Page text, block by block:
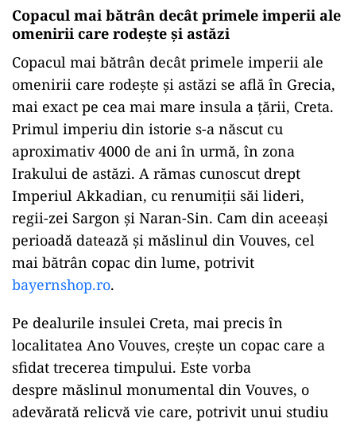
Copacul mai bătrân decât primele imperii ale
omenirii care rodește și astăzi
Copacul mai bătrân decât primele imperii ale
omenirii care rodește și astăzi se află în Grecia,
mai exact pe cea mai mare insula a țării, Creta.
Primul imperiu din istorie s-a născut cu
aproximativ 4000 de ani în urmă, în zona
Irakului de astăzi. A rămas cunoscut drept
Imperiul Akkadian, cu renumiții săi lideri,
regii-zei Sargon și Naran-Sin. Cam din aceeași
perioadă datează și măslinul din Vouves, cel
mai bătrân copac din lume, potrivit
bayernshop.ro.
Pe dealurile insulei Creta, mai precis în
localitatea Ano Vouves, crește un copac care a
sfidat trecerea timpului. Este vorba
despre măslinul monumental din Vouves, o
adevărată relicvă vie care, potrivit unui studiu